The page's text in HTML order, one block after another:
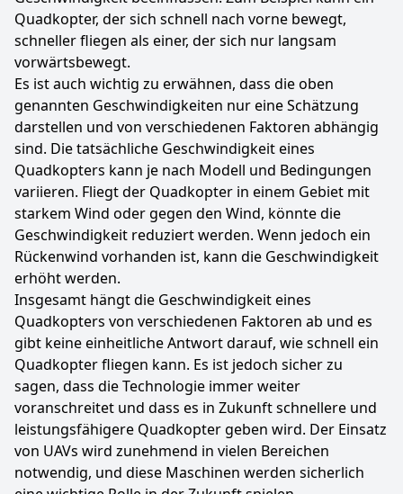
Quadkopter, der sich schnell nach vorne bewegt,
schneller fliegen als einer, der sich nur langsam
vorwärtsbewegt.
Es ist auch wichtig zu erwähnen, dass die oben
genannten Geschwindigkeiten nur eine Schätzung
darstellen und von verschiedenen Faktoren abhängig
sind. Die tatsächliche Geschwindigkeit eines
Quadkopters kann je nach Modell und Bedingungen
variieren. Fliegt der Quadkopter in einem Gebiet mit
starkem Wind oder gegen den Wind, könnte die
Geschwindigkeit reduziert werden. Wenn jedoch ein
Rückenwind vorhanden ist, kann die Geschwindigkeit
erhöht werden.
Insgesamt hängt die Geschwindigkeit eines
Quadkopters von verschiedenen Faktoren ab und es
gibt keine einheitliche Antwort darauf, wie schnell ein
Quadkopter fliegen kann. Es ist jedoch sicher zu
sagen, dass die Technologie immer weiter
voranschreitet und dass es in Zukunft schnellere und
leistungsfähigere Quadkopter geben wird. Der Einsatz
von UAVs wird zunehmend in vielen Bereichen
notwendig, und diese Maschinen werden sicherlich